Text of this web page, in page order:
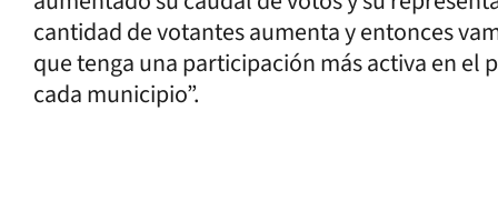
cantidad de votantes aumenta y entonces
que tenga una participación más activa en el
cada municipio”.